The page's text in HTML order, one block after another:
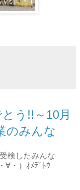
う!!～10月
のみんな
検したみんな
∀・）ｵﾒﾃﾞﾄｳ